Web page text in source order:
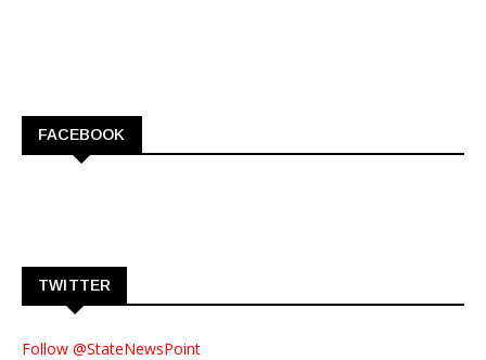
FACEBOOK
TWITTER
Follow @StateNewsPoint